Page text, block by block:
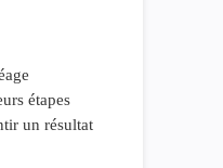
étapes
un résultat